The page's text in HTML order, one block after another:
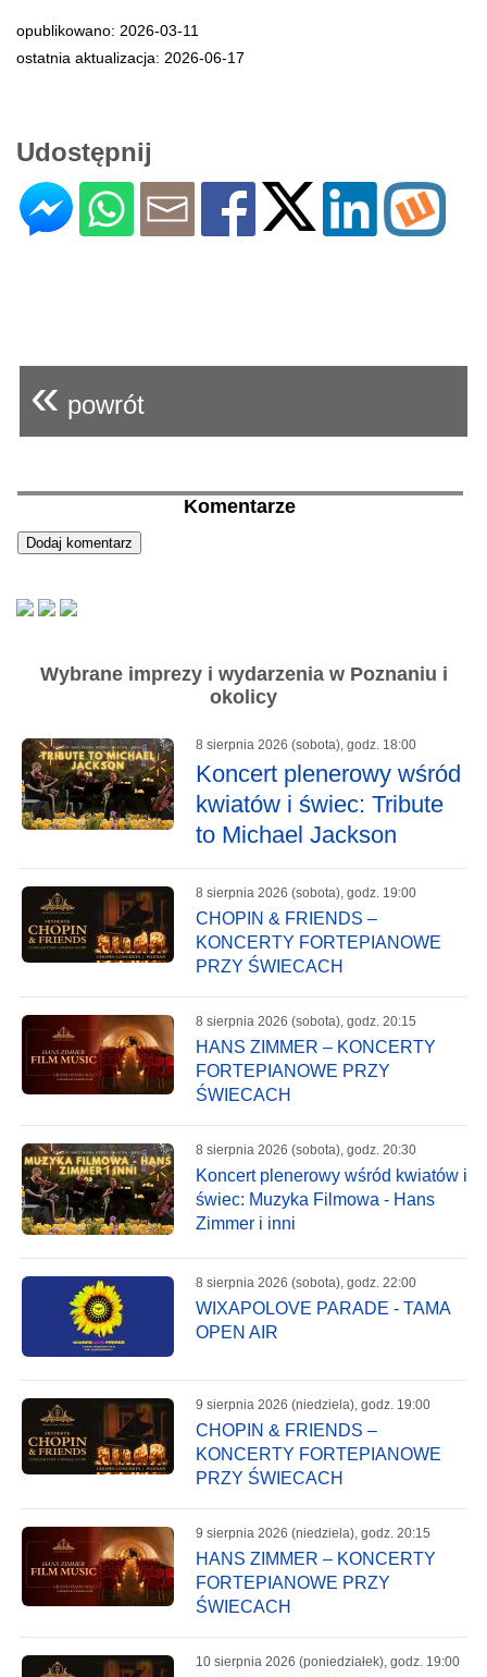
opublikowano: 2026-03-11
ostatnia aktualizacja: 2026-06-17
Udostępnij
« powrót
Komentarze
Wybrane imprezy i wydarzenia w Poznaniu i
okolicy
8 sierpnia 2026 (sobota), godz. 18:00
Koncert plenerowy wśród
kwiatów i świec: Tribute
to Michael Jackson
8 sierpnia 2026 (sobota), godz. 19:00
CHOPIN & FRIENDS –
KONCERTY FORTEPIANOWE
PRZY ŚWIECACH
8 sierpnia 2026 (sobota), godz. 20:15
HANS ZIMMER – KONCERTY
FORTEPIANOWE PRZY
ŚWIECACH
8 sierpnia 2026 (sobota), godz. 20:30
Koncert plenerowy wśród kwiatów i
świec: Muzyka Filmowa - Hans
Zimmer i inni
8 sierpnia 2026 (sobota), godz. 22:00
WIXAPOLOVE PARADE - TAMA
OPEN AIR
9 sierpnia 2026 (niedziela), godz. 19:00
CHOPIN & FRIENDS –
KONCERTY FORTEPIANOWE
PRZY ŚWIECACH
9 sierpnia 2026 (niedziela), godz. 20:15
HANS ZIMMER – KONCERTY
FORTEPIANOWE PRZY
ŚWIECACH
10 sierpnia 2026 (poniedziałek), godz. 19:00